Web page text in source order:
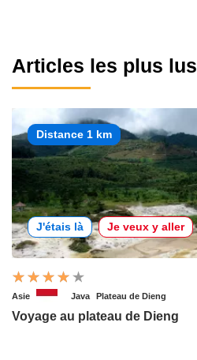
Articles les plus lus
Distance 1 km
J'étais là Je veux y aller
Asie Java Plateau de Dieng
Voyage au plateau de Dieng